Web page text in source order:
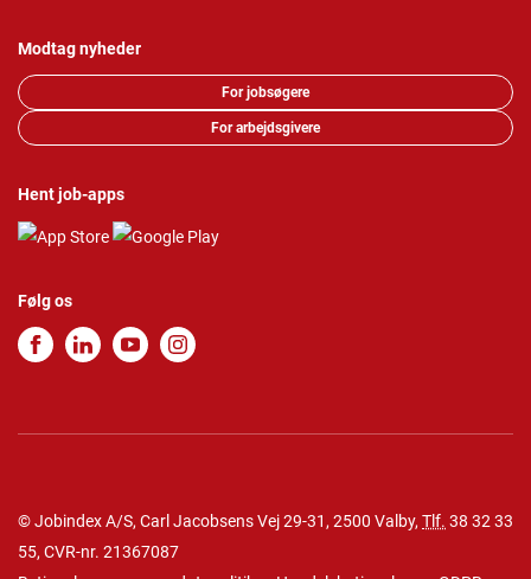
Modtag nyheder
For jobsøgere
For arbejdsgivere
Hent job-apps
Følg os
© Jobindex A/S, Carl Jacobsens Vej 29-31, 2500 Valby, Tlf. 38 32 33
55, CVR-nr. 21367087